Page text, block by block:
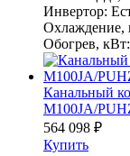
Инвертор:
Охлаждение,
Обогрев, кВт:
Канальный
M100JA/
564 098 ₽
Купить